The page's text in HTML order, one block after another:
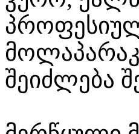
პროფესიულ
შეიძლება